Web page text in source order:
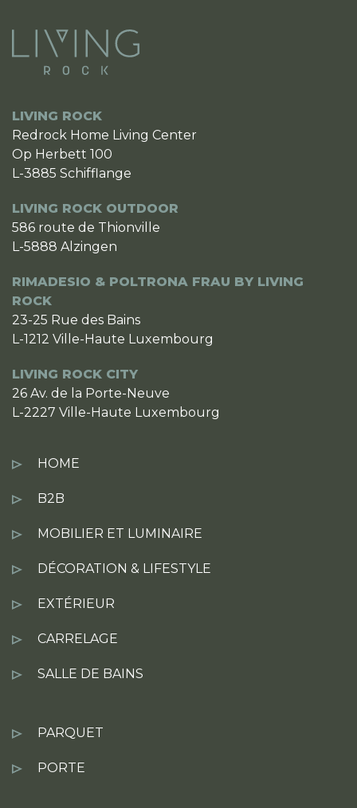
LIVING ROCK
Redrock Home Living Center
Op Herbett 100
L-3885 Schifflange
LIVING ROCK OUTDOOR
586 route de Thionville
L-5888 Alzingen
RIMADESIO & POLTRONA FRAU BY LIVING
ROCK
23-25 Rue des Bains
L-1212 Ville-Haute Luxembourg
LIVING ROCK CITY
26 Av. de la Porte-Neuve
L-2227 Ville-Haute Luxembourg
HOME
B2B
MOBILIER ET LUMINAIRE
DÉCORATION & LIFESTYLE
EXTÉRIEUR
CARRELAGE
SALLE DE BAINS
PARQUET
PORTE